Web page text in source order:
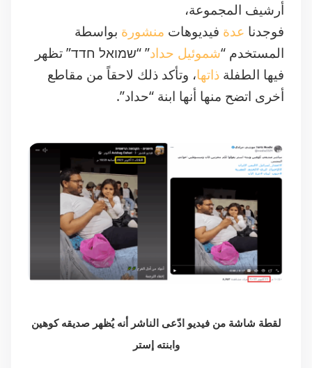
أرشيف المجموعة،
فوجدنا عدة فيديوهات منشورة بواسطة
المستخدم “شموئيل حداد” “שמואל חדד” تظهر
فيها الطفلة ذاتها، وتأكد ذلك لاحقاً من مقاطع
أخرى اتضح منها أنها ابنة “حداد”.
لقطة شاشة من فيديو ادّعى الناشر أنه يُظهر صديقه كوهين
وابنته إستر